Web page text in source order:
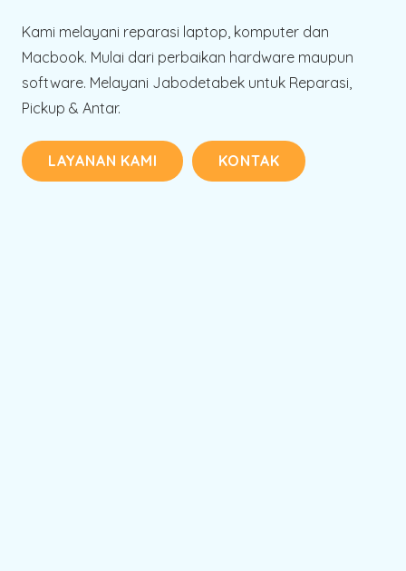
Kami melayani reparasi laptop, komputer dan
Macbook. Mulai dari perbaikan hardware maupun
software. Melayani Jabodetabek untuk Reparasi,
Pickup & Antar.
LAYANAN KAMI KONTAK